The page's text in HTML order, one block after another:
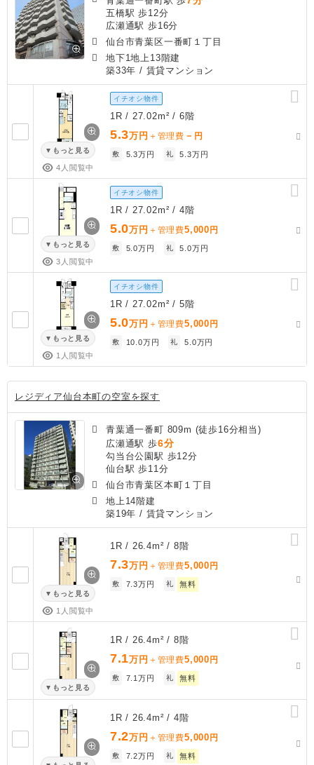
五橋駅 歩12分
広瀬通駅 歩16分
仙台市青葉区一番町１丁目
地下1地上13階建
築33年 / 賃貸マンション
もっと見る
4人閲覧中
イチオシ物件
1R / 27.02m² / 6階
5.3万円 ＋管理費 － 円
敷 5.3万円 礼 5.3万円
もっと見る
3人閲覧中
イチオシ物件
1R / 27.02m² / 4階
5.0万円 ＋管理費5,000 円
敷 5.0万円 礼 5.0万円
もっと見る
1人閲覧中
イチオシ物件
1R / 27.02m² / 5階
5.0万円 ＋管理費5,000 円
敷 10.0万円 礼 5.0万円
レジディア仙台本町の空室を探す
青葉通一番町 809m (徒歩16分相当)
広瀬通駅 歩6分
勾当台公園駅 歩12分
仙台駅 歩11分
仙台市青葉区本町１丁目
地上14階建
築19年 / 賃貸マンション
もっと見る
1人閲覧中
1R / 26.4m² / 8階
7.3万円 ＋管理費5,000 円
敷 7.3万円 礼 無料
もっと見る
1R / 26.4m² / 8階
7.1万円 ＋管理費5,000 円
敷 7.1万円 礼 無料
1R / 26.4m² / 4階
7.2万円 ＋管理費5,000 円
敷 7.2万円 礼 無料